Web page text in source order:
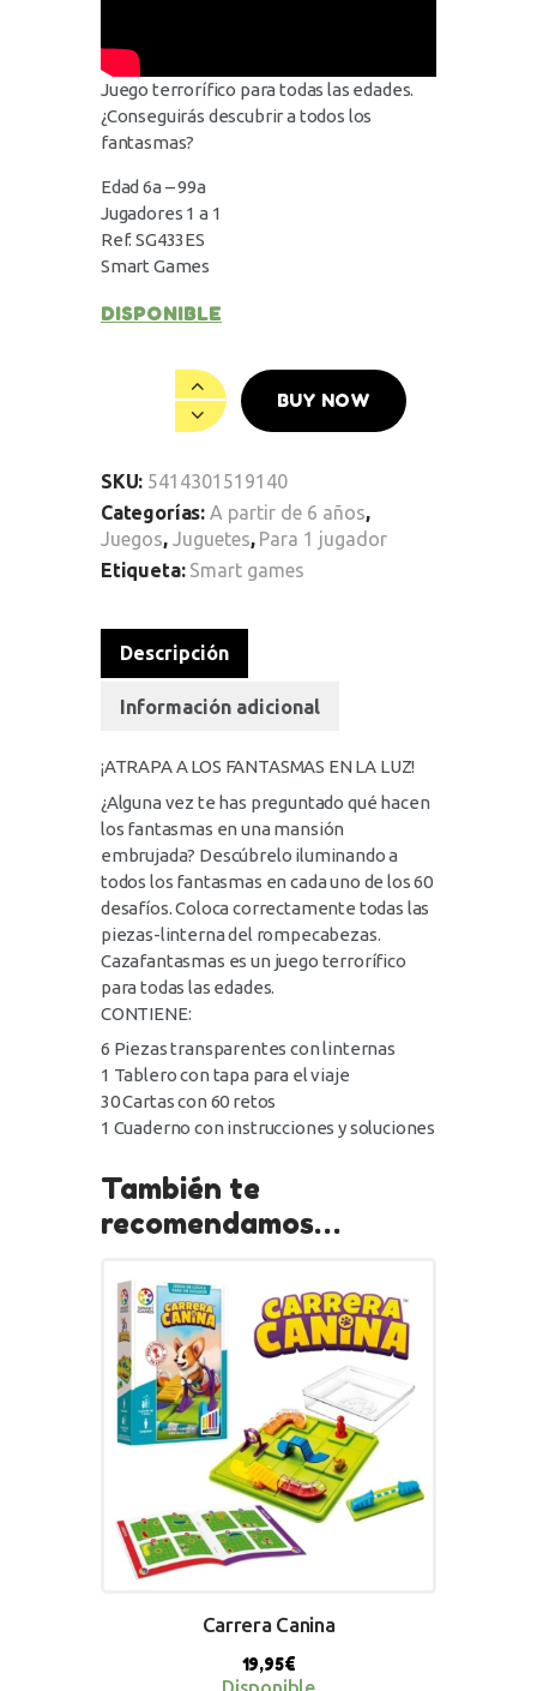
Juego terrorífico para todas las edades.
¿Conseguirás descubrir a todos los
fantasmas?
Edad 6a – 99a
Jugadores 1 a 1
Ref. SG433ES
Smart Games
DISPONIBLE
BUY NOW
SKU: 5414301519140
Categorías: A partir de 6 años,
Juegos, Juguetes, Para 1 jugador
Etiqueta: Smart games
Descripción
Información adicional
¡ATRAPA A LOS FANTASMAS EN LA LUZ!
¿Alguna vez te has preguntado qué hacen
los fantasmas en una mansión
embrujada? Descúbrelo iluminando a
todos los fantasmas en cada uno de los 60
desafíos. Coloca correctamente todas las
piezas-linterna del rompecabezas.
Cazafantasmas es un juego terrorífico
para todas las edades.
CONTIENE:
6 Piezas transparentes con linternas
1 Tablero con tapa para el viaje
30 Cartas con 60 retos
1 Cuaderno con instrucciones y soluciones
También te
recomendamos…
Carrera Canina
19,95€